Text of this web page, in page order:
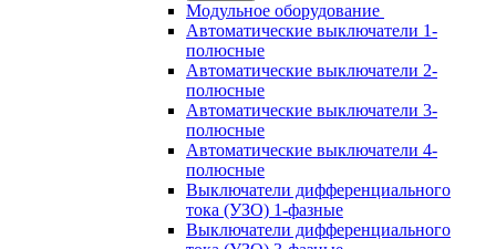
Модульное оборудование
Автоматические выключатели 1-
полюсные
Автоматические выключатели 2-
полюсные
Автоматические выключатели 3-
полюсные
Автоматические выключатели 4-
полюсные
Выключатели дифференциального
тока (УЗО) 1-фазные
Выключатели дифференциального